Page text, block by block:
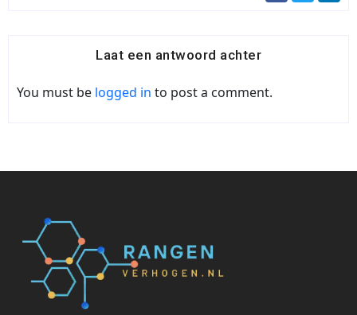
Laat een antwoord achter
You must be logged in to post a comment.